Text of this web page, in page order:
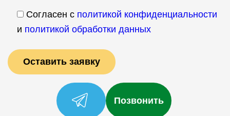
Согласен с политикой конфиденциальности
и политикой обработки данных
Позвонить